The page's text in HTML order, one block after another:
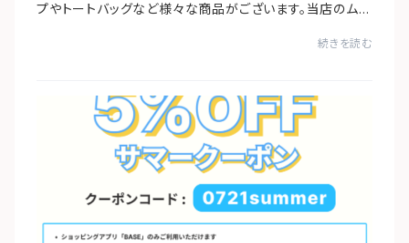
プやトートバッグなど様々な商品がございます。当店のムー
続きを読む